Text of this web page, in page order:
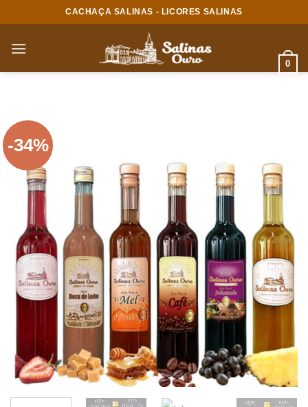
to
content
CACHAÇA SALINAS - LICORES SALINAS
0
-34%